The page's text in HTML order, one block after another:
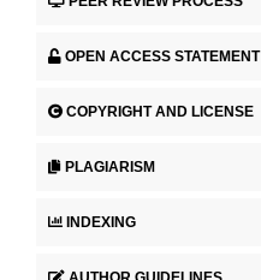
OPEN ACCESS STATEMENT
COPYRIGHT AND LICENSE
PLAGIARISM
INDEXING